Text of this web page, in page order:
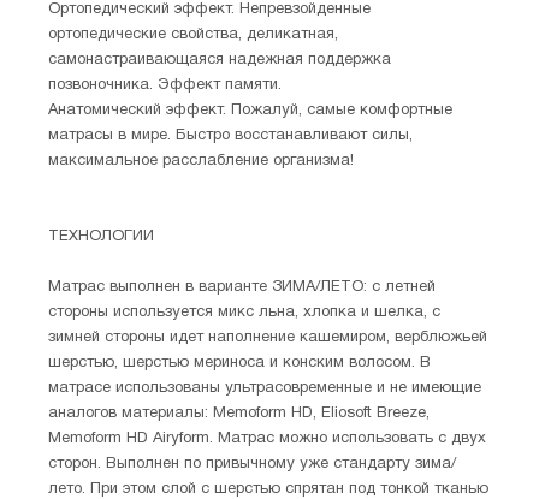
Ортопедический эффект. Непревзойденные
ортопедические свойства, деликатная,
самонастраивающаяся надежная поддержка
позвоночника. Эффект памяти.
Анатомический эффект. Пожалуй, самые комфортные
матрасы в мире. Быстро восстанавливают силы,
максимальное расслабление организма!
ТЕХНОЛОГИИ
Матрас выполнен в варианте ЗИМА/ЛЕТО: с летней
стороны используется микс льна, хлопка и шелка, с
зимней стороны идет наполнение кашемиром, верблюжьей
шерстью, шерcтью мериноса и конским волосом. В
матрасе использованы ультрасовременные и не имеющие
аналогов материалы: Memoform HD, Eliosoft Breeze,
Memoform HD Airyform. Матрас можно использовать с двух
сторон. Выполнен по привычному уже стандарту зима/
лето. При этом слой с шерстью спрятан под тонкой тканью